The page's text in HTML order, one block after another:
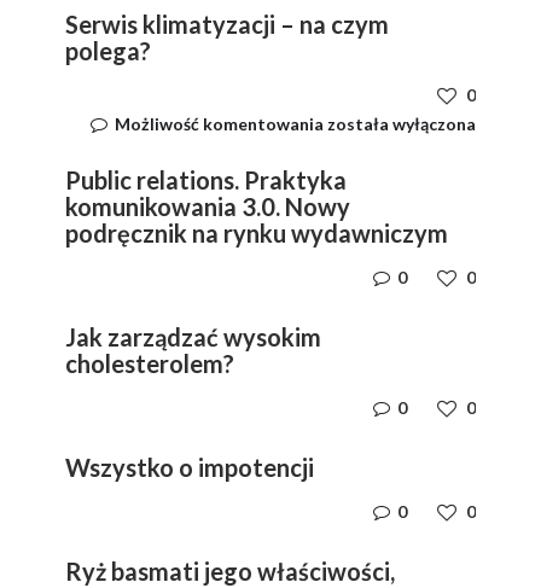
Serwis klimatyzacji – na czym
polega?
0
Możliwość komentowania Serwis
–
na
czym
polega?
została wyłączona
Public relations. Praktyka
komunikowania 3.0. Nowy
podręcznik na rynku wydawniczym
0
0
Jak zarządzać wysokim
cholesterolem?
0
0
Wszystko o impotencji
0
0
Ryż basmati jego właściwości,